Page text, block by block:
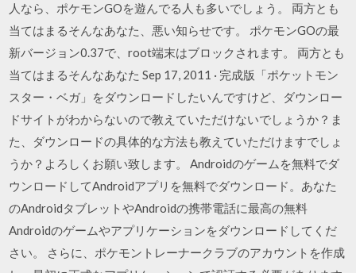
人なら、ポケモンGOを遊んでる人も多いでしょう。 両方とも
当てはまるそんなあなた、悪い知らせです。 ポケモンGOの最
新バージョン0.37で、root端末はブロックされます。 両方とも
当てはまるそんなあなた Sep 17, 2011 · 完成版「ポケットモン
スター・ベガ」をダウンロードしたいんですけど、ダウンロー
ドサイトがわからないので教えていただけないでしょうか？ま
た、ダウンロードの具体的な方法も教えていただけますでしょ
うか？よろしくお願い致します。 Androidのゲームを無料でダ
ウンロードしてAndroidアプリを無料でダウンロード。あなた
のAndroidタブレットやAndroidの携帯電話に最高の無料
Androidのゲームやアプリケーションをダウンロードしてくだ
さい。 さらに、ポケモントレーナークラブのアカウントを作成